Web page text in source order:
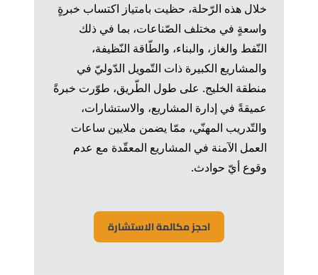
خلال هذه الرّحلة، حظيت بامتياز اكتساب خبرةٍ
واسعةٍ في مختلف الصّناعات، بما في ذلك
النّفط والغاز، والبناء، والطّاقة النّظيفة،
والمشاريع الكبيرة ذات التّمويل الدّوليّ في
منطقة الخليج. على طول الطّريق، طوّرت خبرةً
عميقةً في إدارة المشاريع، والاستشارات،
والتّدريب المهنّي، ممّا يضمن ملايين ساعات
العمل الآمنة في المشاريع المعقّدة مع عدم
وقوع أيّ حوادث.
احجز مكالمة الاستشارة